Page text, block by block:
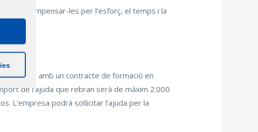
i compensar-les per l’esforç, el temps i la
intensiva amb un contracte de formació en
de l’ajuda que rebran serà de màxim 2.000
podrà sol·licitar l’ajuda per la